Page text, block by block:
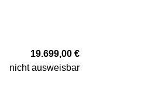
19.699,00 €
nicht ausweisbar